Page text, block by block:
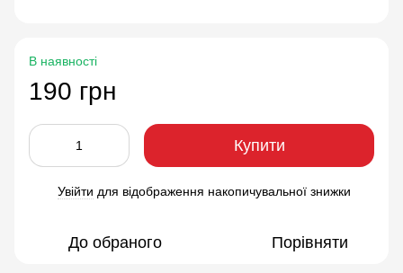
В наявності
190 грн
Купити
Увійти для відображення накопичувальної знижки
До обраного Порівняти